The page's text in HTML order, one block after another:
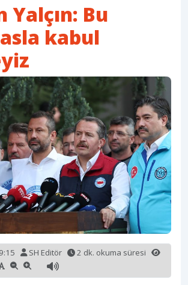
Yalçın: Bu
kabul
SH Editör
2 dk. okuma süresi